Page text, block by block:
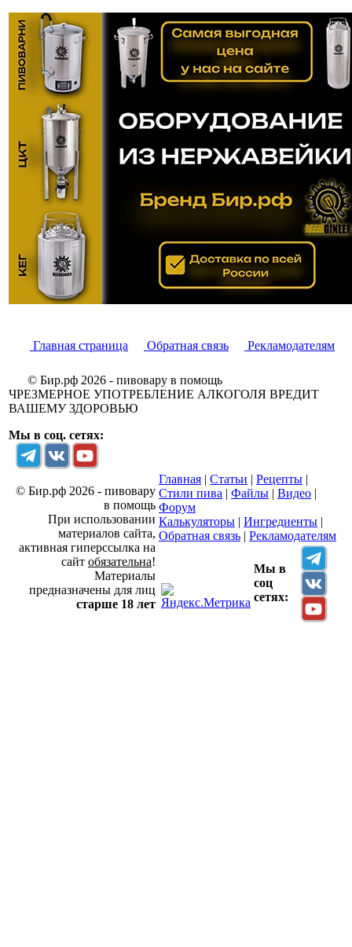
Главная страница Обратная связь Рекламодателям
© Бир.рф 2026 - пивовару в помощь
ЧРЕЗМЕРНОЕ УПОТРЕБЛЕНИЕ АЛКОГОЛЯ ВРЕДИТ
ВАШЕМУ ЗДОРОВЬЮ
Мы в соц. сетях:
© Бир.рф 2026 - пивовару
в помощь
При использовании
материалов сайта,
активная гиперссылка на
сайт обязательна!
Материалы
предназначены для лиц
старше 18 лет
Главная | Статьи | Рецепты |
Стили пива | Файлы | Видео |
Форум
Калькуляторы | Ингредиенты |
Обратная связь | Рекламодателям
Мы в
соц
сетях: